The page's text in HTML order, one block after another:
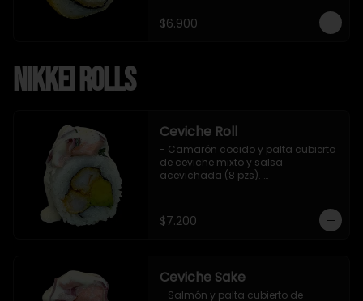
$6.900
Nikkei Rolls
Ceviche Roll
- Camarón cocido y palta cubierto
de ceviche mixto y salsa
acevichada (8 pzs).
$7.200
Ceviche Sake
- Salmón y palta cubierto de